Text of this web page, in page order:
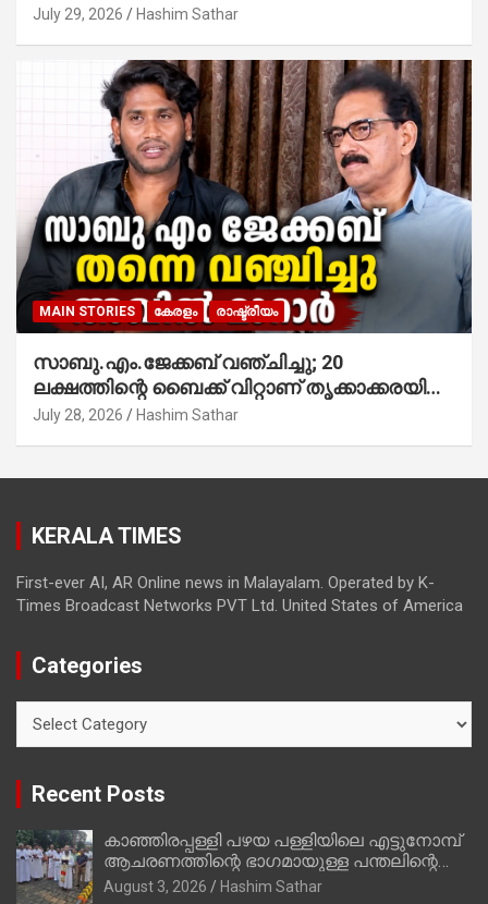
July 29, 2026 Hashim Sathar
MAIN STORIES കേരളം രാഷ്ട്രീയം
സാബു.എം.ജേക്കബ് വഞ്ചിച്ചു; 20
ലക്ഷത്തിന്റെ ബൈക്ക് വിറ്റാണ് തൃക്കാക്കരയില്‍
മത്സരിച്ചത്! പ്രചാരണത്തിന് രണ്ടേ രണ്ടുപേര്‍
അഖില്‍ മാരാര്‍ ട്വന്റി 20 വിട്ടു
July 28, 2026 Hashim Sathar
KERALA TIMES
First-ever AI, AR Online news in Malayalam. Operated by K-
Times Broadcast Networks PVT Ltd. United States of America
Categories
Recent Posts
കാഞ്ഞിരപ്പള്ളി പഴയ പള്ളിയിലെ എട്ടുനോമ്പ്
ആചരണത്തിന്റെ ഭാഗമായുള്ള പന്തലിന്റെ
കാൽനാട്ട് കർമ്മം ആർച്ച് പ്രീസ്റ്റ് വെരി.
August 3, 2026 Hashim Sathar